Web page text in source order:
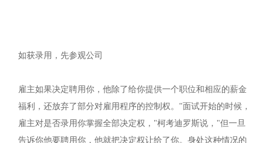
如获录用，先参观公司
雇主如果决定聘用你，他除了给你提供一个职位和相应的薪金
福利，还放弃了部分对雇用程序的控制权。"面试开始的时候，
雇主对是否录用你掌握全部决定权，"柯考迪罗斯说，"但一旦
告诉你他要聘用你，他就把决定权让给了你。身处这种情况的